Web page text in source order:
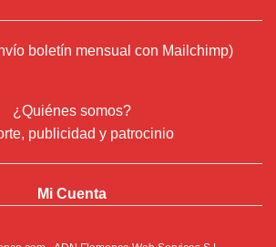
boletín mensual con Mailchimp)
¿Quiénes somos?
publicidad y patrocinio
Mi Cuenta